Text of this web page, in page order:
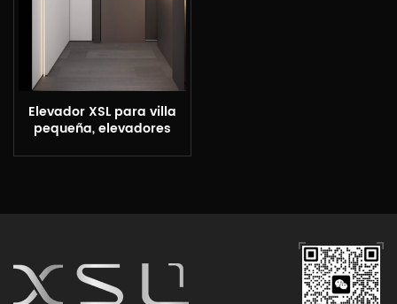
Elevador XSL para villa
pequeña, elevadores
residenciales, precio de